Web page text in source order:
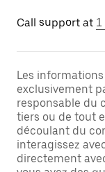
Call support at 1
Les
exclusivement
responsable du
tiers ou de tout
découlant du
interagissez
directement